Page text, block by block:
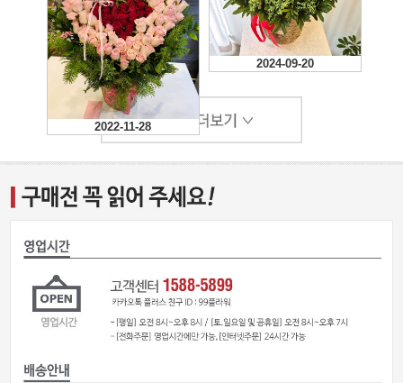
2024-10-05
2024-09-20
2023-02-25
2022-11-28